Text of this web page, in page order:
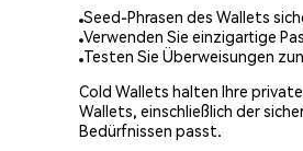
Seed-Phrasen des Wallets
Verwenden Sie einzigartige
Testen Sie Überweisungen
Cold Wallets halten Ihre
Wallets, einschließlich der
Bedürfnissen passt.